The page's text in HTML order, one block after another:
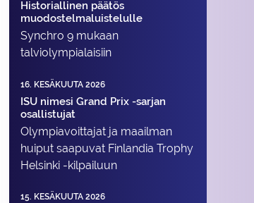
Historiallinen päätös
muodostelmaluistelulle
Synchro 9 mukaan
talviolympialaisiin
16. KESÄKUUTA 2026
ISU nimesi Grand Prix -sarjan
osallistujat
Olympiavoittajat ja maailman
huiput saapuvat Finlandia Trophy
Helsinki -kilpailuun
15. KESÄKUUTA 2026